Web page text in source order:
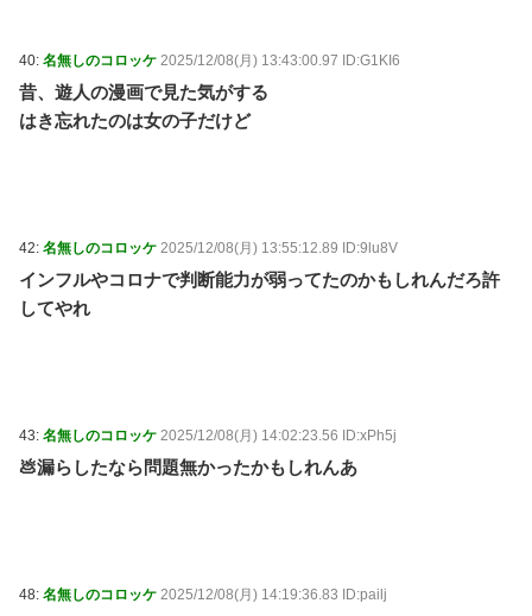
40: 名無しのコロッケ 2025/12/08(月) 13:43:00.97 ID:G1KI6
昔、遊人の漫画で見た気がする
はき忘れたのは女の子だけど
42: 名無しのコロッケ 2025/12/08(月) 13:55:12.89 ID:9lu8V
インフルやコロナで判断能力が弱ってたのかもしれんだろ許
してやれ
43: 名無しのコロッケ 2025/12/08(月) 14:02:23.56 ID:xPh5j
💩漏らしたなら問題無かったかもしれんあ
48: 名無しのコロッケ 2025/12/08(月) 14:19:36.83 ID:pailj